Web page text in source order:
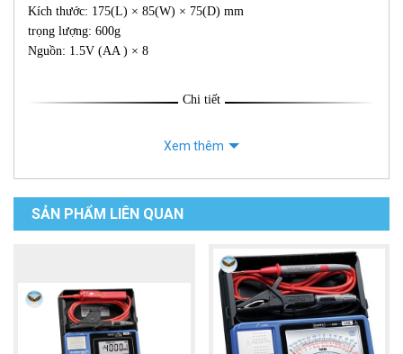
Kích thước: 175(L) × 85(W) × 75(D) mm
trọng lượng: 600g
Nguồn: 1.5V (AA ) × 8
Chi tiết
Xem thêm
SẢN PHẨM LIÊN QUAN